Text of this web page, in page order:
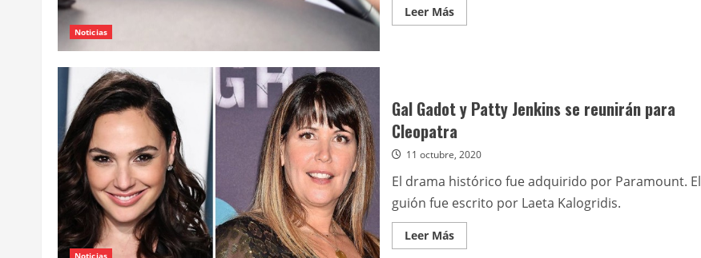
Noticias
Leer MásLeer
más
y
furiosos
terminará
con
undécima
Noticias
Gal Gadot y Patty Jenkins se reunirán para
Cleopatra
11 octubre, 2020
El drama histórico fue adquirido por Paramount. El
guión fue escrito por Laeta Kalogridis.
Leer MásLeer
más